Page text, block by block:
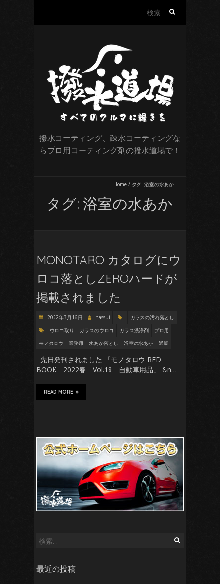
撥水コーティング、疎水コーティングな
らプロ用コーティング剤の撥水道場で！
Home / タグ: 浴室の水あか
タグ: 浴室の水あか
MONOTARO カタログにウ
ロコ落としZEROハードが
掲載されました
2022年3月16日 hassui
ガラスの汚れ落とし
ウロコ取り
ガラスのウロコ ガラス洗浄剤
プロ用
モノタロウ
業務用 水あか落とし 浴室の水あか 通販
先日発刊されました 「モノタロウ RED
BOOK 2022春 Vol.18 自動車用品」 &n…
READ MORE
検
最近の投稿